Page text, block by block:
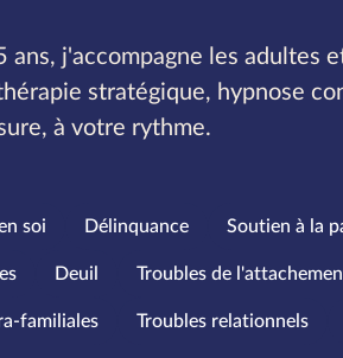
j'accompagne les adultes
stratégique, hypnose
à votre rythme.
soi Délinquance Soutien à la
Deuil Troubles de
familiales Troubles relationnels